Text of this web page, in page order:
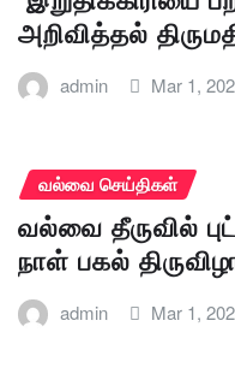
அறிவித்தல்
admin Mar 1,
வல்வை செய்திகள்
வல்வை தீருவில்
நாள் பகல்
admin Mar 1,